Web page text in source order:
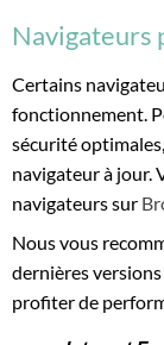
Navigateurs
Certains
fonctionnement.
sécurité
navigateur à jour.
navigateurs sur
Nous vous
dernières
profiter de